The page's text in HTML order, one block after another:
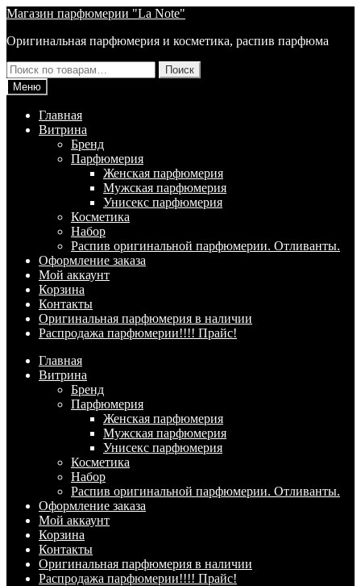
Перейти
навигации
Перейти
содержимому
Магазин парфюмерии "La Note"
Оригинальная парфюмерия и косметика, распив парфюма
Искать:
Поиск
Меню
Главная
Витрина
Брeнд
Парфюмерия
Женская парфюмерия
Мужская парфюмерия
Унисекс парфюмерия
Косметика
Набор
Распив оригинальной парфюмерии. Отливанты.
Оформление заказа
Мой аккаунт
Корзина
Контакты
Оригинальная парфюмерия в наличии
Распродажа парфюмерии!!!! Прайс!
Главная
Витрина
Брeнд
Парфюмерия
Женская парфюмерия
Мужская парфюмерия
Унисекс парфюмерия
Косметика
Набор
Распив оригинальной парфюмерии. Отливанты.
Оформление заказа
Мой аккаунт
Корзина
Контакты
Оригинальная парфюмерия в наличии
Распродажа парфюмерии!!!! Прайс!